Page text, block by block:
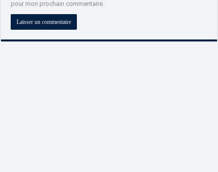
pour mon prochain commentaire.